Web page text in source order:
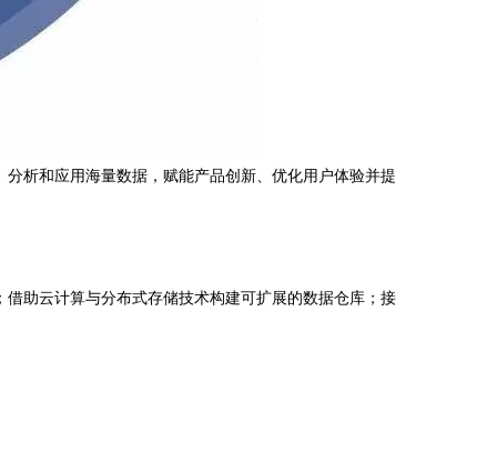
析和应用海量数据，赋能产品创新、优化用户体验并提
助云计算与分布式存储技术构建可扩展的数据仓库；接